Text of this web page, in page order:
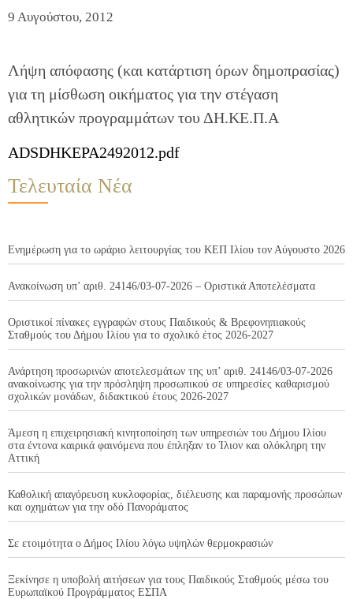
9 Αυγούστου, 2012
Λήψη απόφασης (και κατάρτιση όρων δημοπρασίας)
για τη μίσθωση οικήματος για την στέγαση
αθλητικών προγραμμάτων του ΔΗ.ΚΕ.Π.Α
ADSDHKEPA2492012.pdf
Τελευταία Νέα
Ενημέρωση για το ωράριο λειτουργίας του ΚΕΠ Ιλίου τον Αύγουστο 2026
Ανακοίνωση υπ’ αριθ. 24146/03-07-2026 – Οριστικά Αποτελέσματα
Οριστικοί πίνακες εγγραφών στους Παιδικούς & Βρεφονηπιακούς
Σταθμούς του Δήμου Ιλίου για το σχολικό έτος 2026-2027
Ανάρτηση προσωρινών αποτελεσμάτων της υπ’ αριθ. 24146/03-07-2026
ανακοίνωσης για την πρόσληψη προσωπικού σε υπηρεσίες καθαρισμού
σχολικών μονάδων, διδακτικού έτους 2026-2027
Άμεση η επιχειρησιακή κινητοποίηση των υπηρεσιών του Δήμου Ιλίου
στα έντονα καιρικά φαινόμενα που έπληξαν το Ίλιον και ολόκληρη την
Αττική
Καθολική απαγόρευση κυκλοφορίας, διέλευσης και παραμονής προσώπων
και οχημάτων για την οδό Πανοράματος
Σε ετοιμότητα ο Δήμος Ιλίου λόγω υψηλών θερμοκρασιών
Ξεκίνησε η υποβολή αιτήσεων για τους Παιδικούς Σταθμούς μέσω του
Ευρωπαϊκού Προγράμματος ΕΣΠΑ